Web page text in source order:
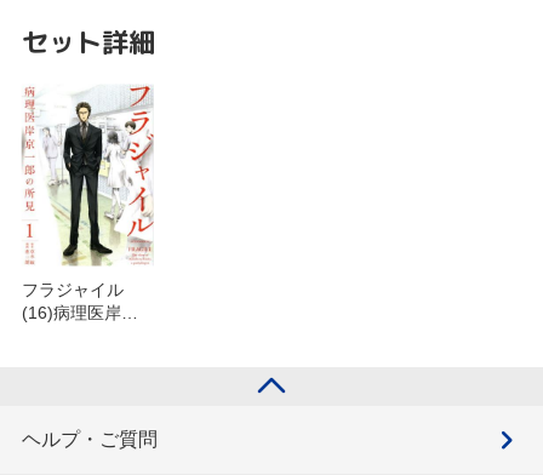
セット詳細
フラジャイル
(16)病理医岸京
ヘルプ・ご質問